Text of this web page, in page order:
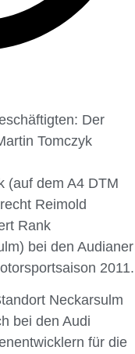
Der
Tomczyk
(auf dem A4 DTM
Reimold
Rank
bei den Audianer
2011.
Neckarsulm
bei den Audi
für die